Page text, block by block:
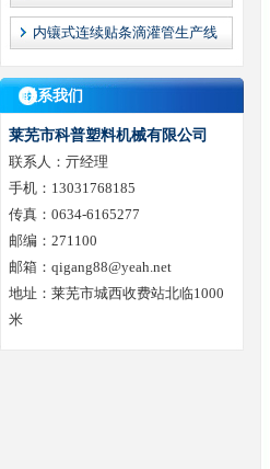
内镶式连续贴条滴灌管生产线
联系我们
莱芜市科普塑料机械有限公司
联系人：亓经理
手机：13031768185
传真：0634-6165277
邮编：271100
邮箱：qigang88@yeah.net
地址：莱芜市城西收费站北临1000
米